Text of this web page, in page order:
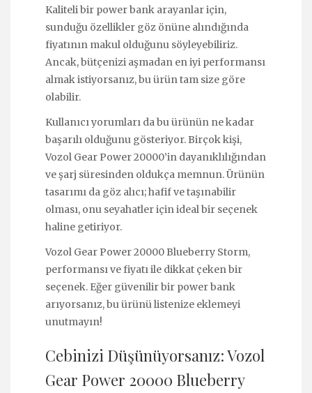
Kaliteli bir power bank arayanlar için,
sunduğu özellikler göz önüne alındığında
fiyatının makul olduğunu söyleyebiliriz.
Ancak, bütçenizi aşmadan en iyi performansı
almak istiyorsanız, bu ürün tam size göre
olabilir.
Kullanıcı yorumları da bu ürünün ne kadar
başarılı olduğunu gösteriyor. Birçok kişi,
Vozol Gear Power 20000’in dayanıklılığından
ve şarj süresinden oldukça memnun. Ürünün
tasarımı da göz alıcı; hafif ve taşınabilir
olması, onu seyahatler için ideal bir seçenek
haline getiriyor.
Vozol Gear Power 20000 Blueberry Storm,
performansı ve fiyatı ile dikkat çeken bir
seçenek. Eğer güvenilir bir power bank
arıyorsanız, bu ürünü listenize eklemeyi
unutmayın!
Cebinizi Düşünüyorsanız: Vozol
Gear Power 20000 Blueberry